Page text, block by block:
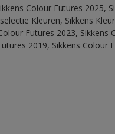
Colour Futures 2025,
Kleuren, Sikkens
Futures 2023, Sikkens
2019, Sikkens Colour